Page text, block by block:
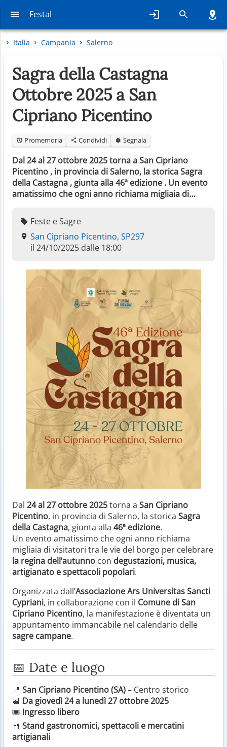
Festal
Italia Campania Salerno
Sagra della Castagna
Ottobre 2025 a San
Cipriano Picentino
Promemoria Condividi Segnala
Dal 24 al 27 ottobre 2025 torna a San Cipriano
Picentino , in provincia di Salerno, la storica Sagra
della Castagna , giunta alla 46ª edizione . Un evento
amatissimo che ogni anno richiama migliaia di…
Feste e Sagre
San Cipriano Picentino, SP297
il 24/10/2025 dalle 18:00
Dal 24 al 27 ottobre 2025torna a San Cipriano
Picentino, in provincia di Salerno, la storica Sagra
della Castagna, giunta alla 46ª edizione.
Un evento amatissimo che ogni anno richiama
migliaia di visitatori tra le vie del borgo per celebrare
la regina dell’autunno con degustazioni, musica,
artigianato e spettacoli popolari.
Organizzata dall’Associazione Ars Universitas Sancti
Cypriani, in collaborazione con il Comune di San
Cipriano Picentino, la manifestazione è diventata un
appuntamento immancabile nel calendario delle
sagre campane.
📅 Date e luogo
📍 San Cipriano Picentino (SA)– Centro storico
📆 Da giovedì 24 a lunedì 27 ottobre 2025
🎟 Ingresso libero
🍴 Stand gastronomici, spettacoli e mercatini
artigianali